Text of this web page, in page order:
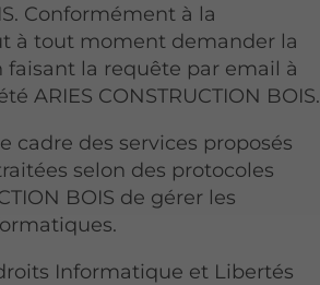
Conformément à la
à tout moment demander la
la requête par email à
ARIES CONSTRUCTION BOIS.
cadre des services proposés
selon des protocoles
BOIS de gérer les
Informatique et Libertés